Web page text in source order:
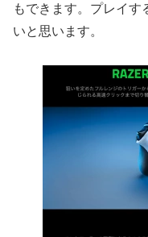
もできます。プレイす
いと思います。